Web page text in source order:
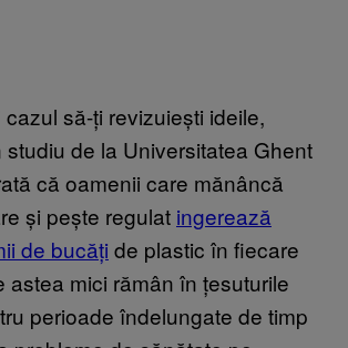
să-ți revizuiești ideile,
studiu de la Universitatea Ghent
că oamenii care mănâncă
și pește regulat ingerează
de bucăți de plastic în fiecare
astea mici rămân în țesuturile
perioade îndelungate de timp